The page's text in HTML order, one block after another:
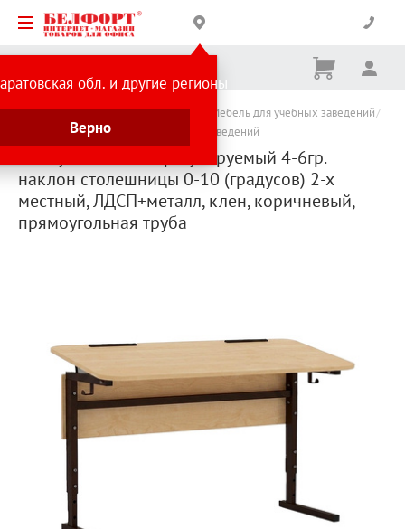
обл. и другие регионы
Верно
Корзина
Ничего
Каталог товаров Товары для школы
Мебель для учебных заведений
Мебель для школ и других учебных заведений
Стол ученический регулируемый 4-6гр.
наклон столешницы 0-10 (градусов) 2-х
местный, ЛДСП+металл, клен, коричневый,
прямоугольная труба